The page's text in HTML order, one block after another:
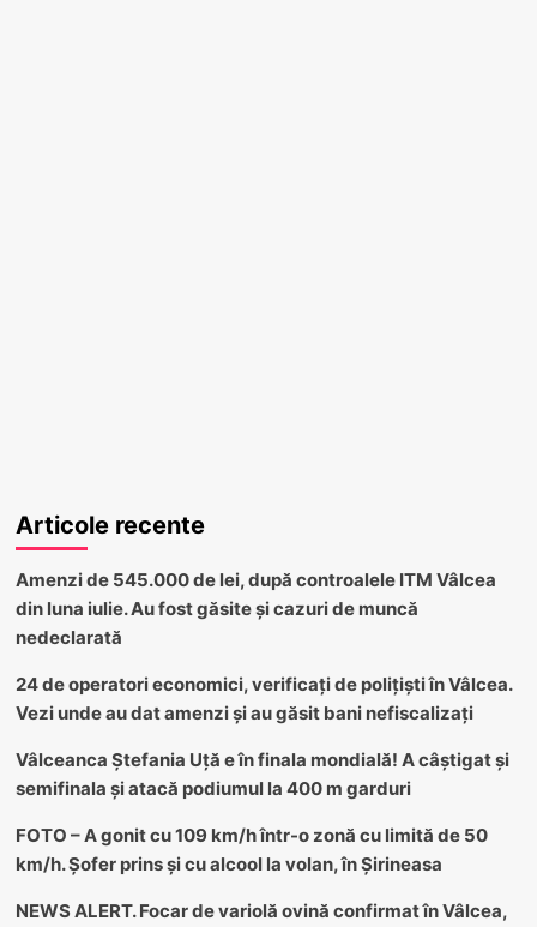
Articole recente
Amenzi de 545.000 de lei, după controalele ITM Vâlcea
din luna iulie. Au fost găsite și cazuri de muncă
nedeclarată
24 de operatori economici, verificați de polițiști în Vâlcea.
Vezi unde au dat amenzi și au găsit bani nefiscalizați
Vâlceanca Ștefania Uță e în finala mondială! A câștigat și
semifinala și atacă podiumul la 400 m garduri
FOTO – A gonit cu 109 km/h într-o zonă cu limită de 50
km/h. Șofer prins și cu alcool la volan, în Șirineasa
NEWS ALERT. Focar de variolă ovină confirmat în Vâlcea,